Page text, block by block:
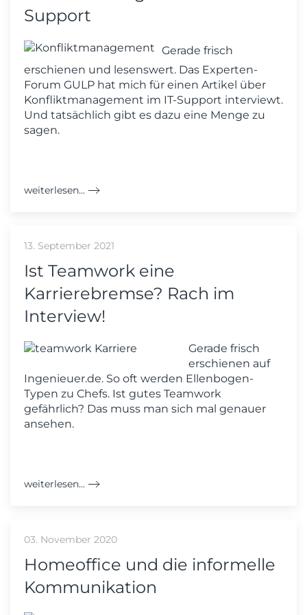
Support
Gerade frisch
erschienen und lesenswert. Das Experten-
Forum GULP hat mich für einen Artikel über
Konfliktmanagement im IT-Support interviewt.
Und tatsächlich gibt es dazu eine Menge zu
sagen.
weiterlesen...
13. September 2021
Ist Teamwork eine
Karrierebremse? Rach im
Interview!
Gerade frisch
erschienen auf
Ingenieuer.de. So oft werden Ellenbogen-
Typen zu Chefs. Ist gutes Teamwork
gefährlich? Das muss man sich mal genauer
ansehen.
weiterlesen...
03. November 2020
Homeoffice und die informelle
Kommunikation